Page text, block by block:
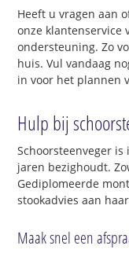
Heeft u vragen aan
onze klantenservice
ondersteuning. Zo
huis. Vul vandaag
in voor het plannen
Hulp bij
Schoorsteenveger
jaren bezighoudt.
Gediplomeerde
stookadvies aan
Maak snel een